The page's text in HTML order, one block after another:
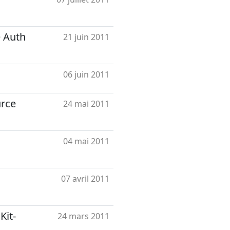
Auth 21 juin 2011
06 juin 2011
24 mai 2011
04 mai 2011
07 avril 2011
24 mars 2011